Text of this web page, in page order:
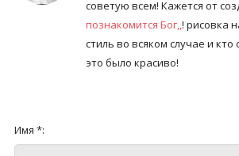
советую всем! Кажется от
познакомится Бог,,! рисовка
стиль во всяком случае и кто
это было красиво!
Имя *: